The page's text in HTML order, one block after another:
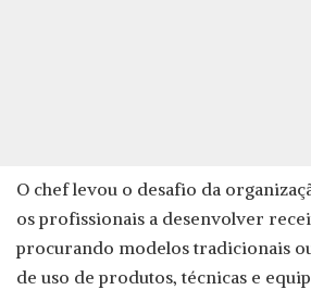
O chef levou o desafio da
os profissionais a desenvolver
procurando modelos tradicionais
de uso de produtos, técnicas e